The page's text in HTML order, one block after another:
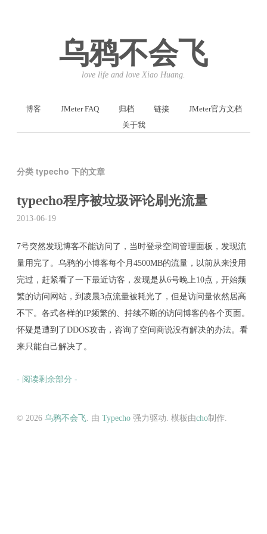
乌鸦不会飞
love life and love Xiao Huang.
博客 JMeter FAQ 归档 链接
JMeter官方文档
关于我
分类 typecho 下的文章
typecho程序被垃圾评论刷光流量
2013-06-19
7号突然发现博客不能访问了，当时登录空间管理面板，发现流
量用完了。乌鸦的小博客每个月4500MB的流量，以前从来没用
完过，赶紧看了一下最近访客，发现是从6号晚上10点，开始频
繁的访问网站，到凌晨3点流量被耗光了，但是访问量依然居高
不下。各式各样的IP频繁的、持续不断的访问博客的各个页面。
怀疑是遭到了DDOS攻击，咨询了空间商说没有解决的办法。看
来只能自己解决了。
- 阅读剩余部分 -
© 2026 乌鸦不会飞 . 由 Typecho 强力驱动. 模板由cho制作.